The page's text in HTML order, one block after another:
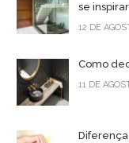
se inspirar
12 DE
Como
11 DE